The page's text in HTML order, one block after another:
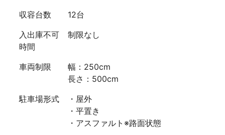
収容台数
12台
入出庫不可
時間
制限なし
車両制限
幅：250cm
長さ：500cm
駐車場形式
・屋外
・平置き
・アスファルト※路面状態